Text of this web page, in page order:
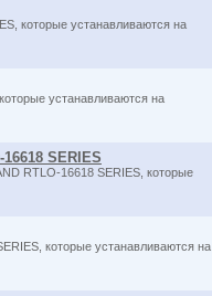
которые устанавливаются на
устанавливаются на
SERIES
RTLO-16618 SERIES, которые
которые устанавливаются на